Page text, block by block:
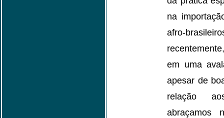
na
afro-
em uma
apesar de
relação
abraçamos